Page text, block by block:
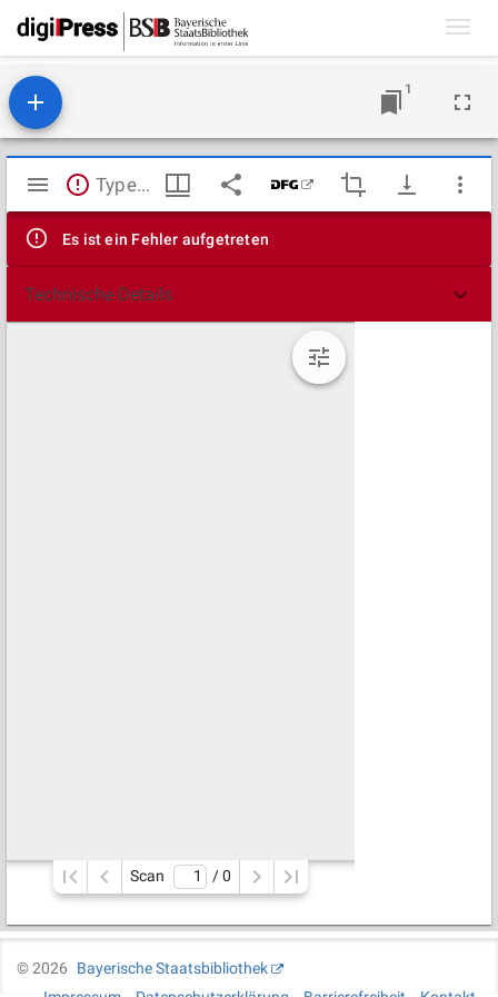
1
Mirador
Viewer
TypeError: Failed to fetch
Es ist ein Fehler aufgetreten
Technische Details
Scan / 0
©2026
Bayerische Staatsbibliothek